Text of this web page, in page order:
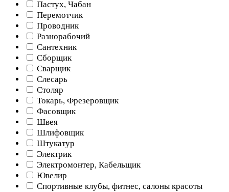
Пастух, Чабан
Перемотчик
Проводник
Разнорабочий
Сантехник
Сборщик
Сварщик
Слесарь
Столяр
Токарь, Фрезеровщик
Фасовщик
Швея
Шлифовщик
Штукатур
Электрик
Электромонтер, Кабельщик
Ювелир
Спортивные клубы, фитнес, салоны красоты